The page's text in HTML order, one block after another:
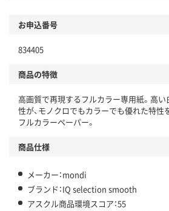
商品
本体
仕組
アスクルで資源循
アスクル商品環境スコア詳細／加点項目
お申込番号
834405
商品の特徴
高画質で再現するフルカラー専用紙。高
性が、モノクロでもカラーでも優れた特性
フルカラーペーパー。
商品仕様
メーカー：mondi
ブランド：IQ selection smooth
アスクル商品環境スコア：55